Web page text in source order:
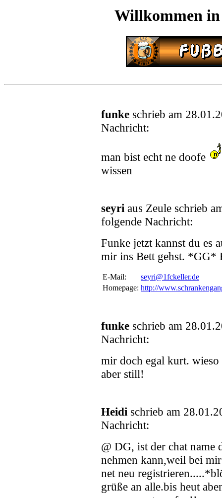
Willkommen
funke schrieb am
Nachricht:
man bist echt ne doofe
wissen
seyri aus Zeule schrieb
folgende Nachricht:
Funke jetzt kannst du es
mir ins Bett gehst.
E-Mail:
seyri@1fckeller.de
Homepage: http://
funke schrieb am
Nachricht:
mir doch egal kurt.
aber still!
Heidi schrieb am
Nachricht:
@ DG, ist der chat name
nehmen kann,weil bei
net neu
grüße an alle.bis heut